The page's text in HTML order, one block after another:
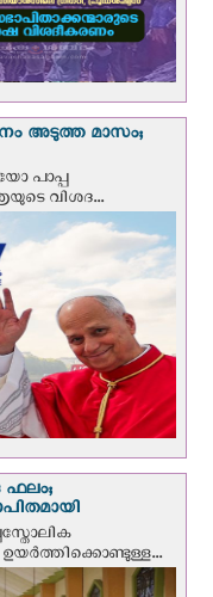
അടുത്ത മാസം;
പാപ്പ
വിശദ...
ഫലം;